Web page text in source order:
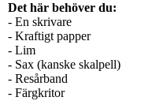
Det här behöver du:
- En skrivare
- Kraftigt papper
- Lim
- Sax (kanske skalpell)
- Resårband
- Färgkritor